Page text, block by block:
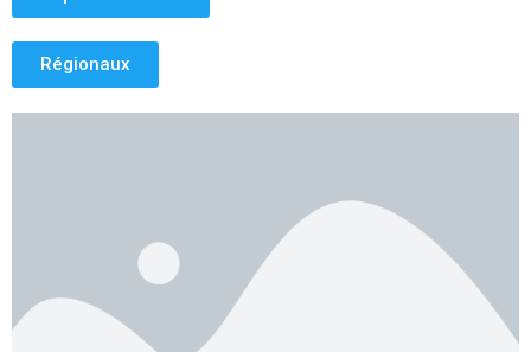
Régionaux